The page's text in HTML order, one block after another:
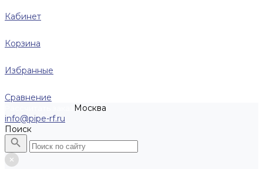
Кабинет
Корзина
Избранные
Сравнение
Москва
info@pipe-rf.ru
Поиск